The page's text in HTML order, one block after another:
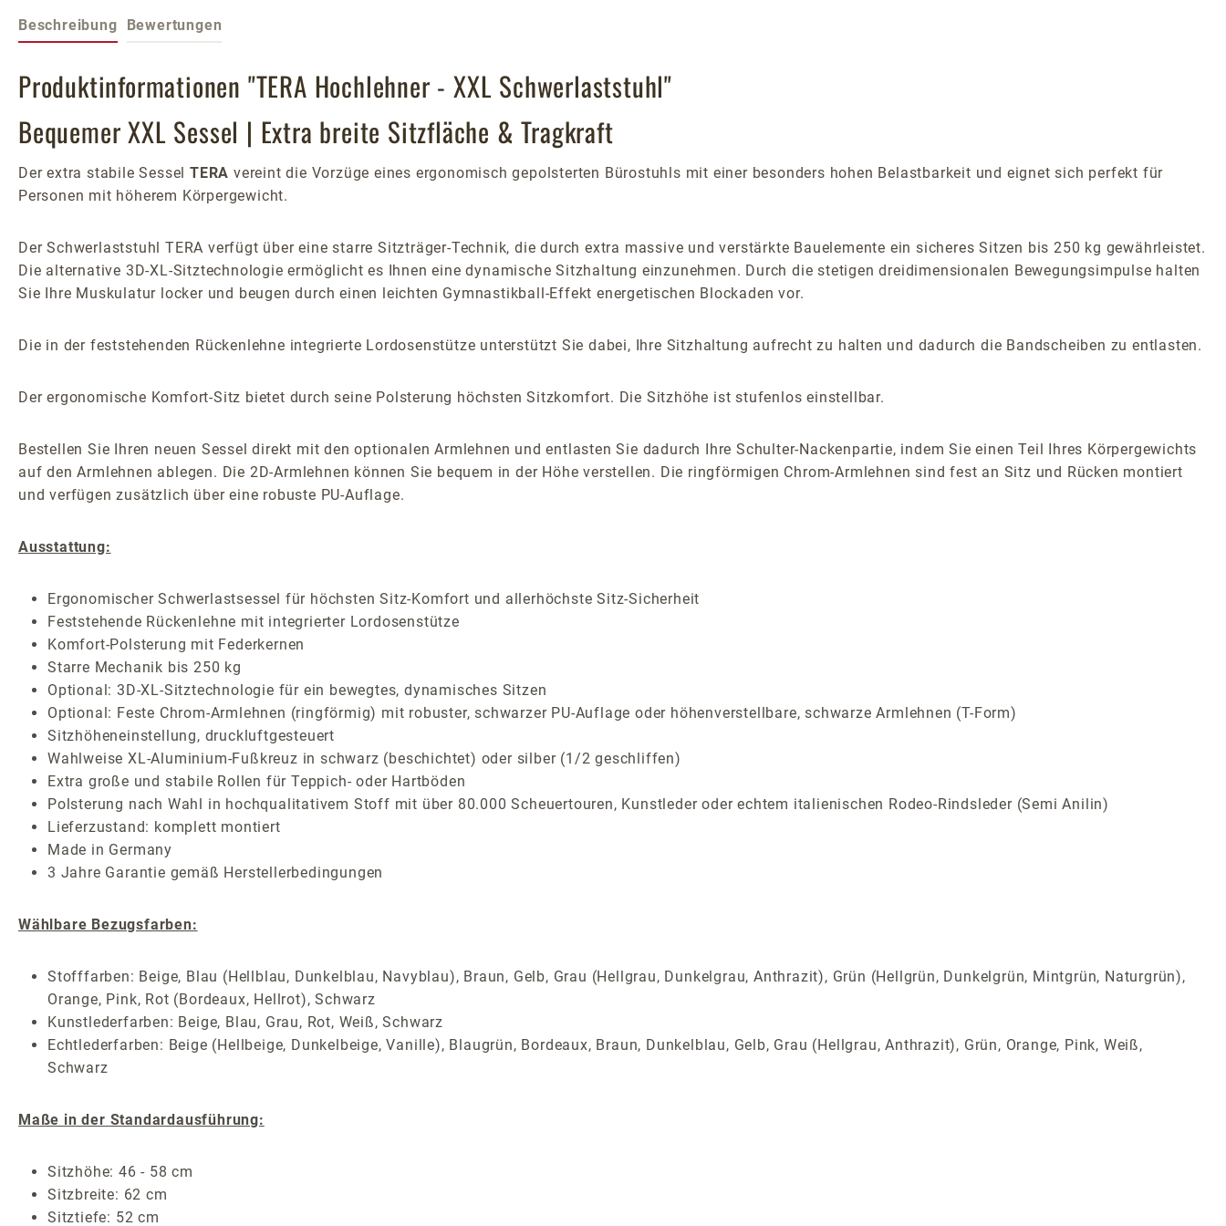
Beschreibung Bewertungen
Produktinformationen "TERA Hochlehner - XXL Schwerlaststuhl"
Bequemer XXL Sessel | Extra breite Sitzfläche & Tragkraft
Der extra stabile Sessel TERA vereint die Vorzüge eines ergonomisch gepolsterten Bürostuhls mit einer besonders hohen Belastbarkeit und eignet sich perfekt für
Personen mit höherem Körpergewicht.
Der Schwerlaststuhl TERA verfügt über eine starre Sitzträger-Technik, die durch extra massive und verstärkte Bauelemente ein sicheres Sitzen bis 250 kg gewährleistet.
Die alternative 3D-XL-Sitztechnologie ermöglicht es Ihnen eine dynamische Sitzhaltung einzunehmen. Durch die stetigen dreidimensionalen Bewegungsimpulse halten
Sie Ihre Muskulatur locker und beugen durch einen leichten Gymnastikball-Effekt energetischen Blockaden vor.
Die in der feststehenden Rückenlehne integrierte Lordosenstütze unterstützt Sie dabei, Ihre Sitzhaltung aufrecht zu halten und dadurch die Bandscheiben zu entlasten.
Der ergonomische Komfort-Sitz bietet durch seine Polsterung höchsten Sitzkomfort. Die Sitzhöhe ist stufenlos einstellbar.
Bestellen Sie Ihren neuen Sessel direkt mit den optionalen Armlehnen und entlasten Sie dadurch Ihre Schulter-Nackenpartie, indem Sie einen Teil Ihres Körpergewichts
auf den Armlehnen ablegen. Die 2D-Armlehnen können Sie bequem in der Höhe verstellen. Die ringförmigen Chrom-Armlehnen sind fest an Sitz und Rücken montiert
und verfügen zusätzlich über eine robuste PU-Auflage.
Ausstattung:
Ergonomischer Schwerlastsessel für höchsten Sitz-Komfort und allerhöchste Sitz-Sicherheit
Feststehende Rückenlehne mit integrierter Lordosenstütze
Komfort-Polsterung mit Federkernen
Starre Mechanik bis 250 kg
Optional: 3D-XL-Sitztechnologie für ein bewegtes, dynamisches Sitzen
Optional: Feste Chrom-Armlehnen (ringförmig) mit robuster, schwarzer PU-Auflage oder höhenverstellbare, schwarze Armlehnen (T-Form)
Sitzhöheneinstellung, druckluftgesteuert
Wahlweise XL-Aluminium-Fußkreuz in schwarz (beschichtet) oder silber (1/2 geschliffen)
Extra große und stabile Rollen für Teppich- oder Hartböden
Polsterung nach Wahl in hochqualitativem Stoff mit über 80.000 Scheuertouren, Kunstleder oder echtem italienischen Rodeo-Rindsleder (Semi Anilin)
Lieferzustand: komplett montiert
Made in Germany
3 Jahre Garantie gemäß Herstellerbedingungen
Wählbare Bezugsfarben:
Stofffarben: Beige, Blau (Hellblau, Dunkelblau, Navyblau), Braun, Gelb, Grau (Hellgrau, Dunkelgrau, Anthrazit), Grün (Hellgrün, Dunkelgrün, Mintgrün, Naturgrün),
Orange, Pink, Rot (Bordeaux, Hellrot), Schwarz
Kunstlederfarben: Beige, Blau, Grau, Rot, Weiß, Schwarz
Echtlederfarben: Beige (Hellbeige, Dunkelbeige, Vanille), Blaugrün, Bordeaux, Braun, Dunkelblau, Gelb, Grau (Hellgrau, Anthrazit), Grün, Orange, Pink, Weiß,
Schwarz
Maße in der Standardausführung:
Sitzhöhe: 46 - 58 cm
Sitzbreite: 62 cm
Sitztiefe: 52 cm